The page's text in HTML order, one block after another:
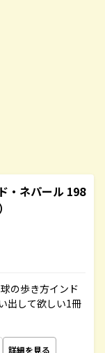
・ネパール 198
の歩き方インド
出して欲しい1冊
詳細を見る